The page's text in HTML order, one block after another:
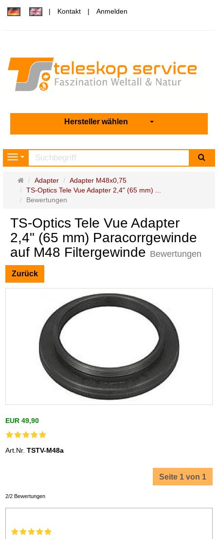
Kontakt Anmelden
Hersteller wählen
Navigation
Startseite
Adapter
Adapter M48x0,75
TS-Optics Tele Vue Adapter 2,4" (65 mm) ...
Bewertungen
TS-Optics Tele Vue Adapter
2,4" (65 mm) Paracorrgewinde
auf M48 Filtergewinde Bewertungen
Zurück
EUR 49,90
Art.Nr.TSTV-M48a
Seite 1 von 1
2/2 Bewertungen